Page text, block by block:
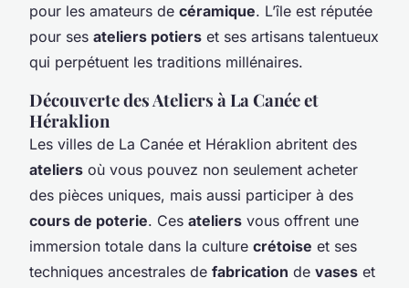
pour les amateurs de céramique. L’île est réputée
pour ses ateliers potiers et ses artisans talentueux
qui perpétuent les traditions millénaires.
Découverte des Ateliers à La Canée et
Héraklion
Les villes de La Canée et Héraklion abritent des
ateliers où vous pouvez non seulement acheter
des pièces uniques, mais aussi participer à des
cours de poterie. Ces ateliers vous offrent une
immersion totale dans la culture crétoise et ses
techniques ancestrales de fabrication de vases et